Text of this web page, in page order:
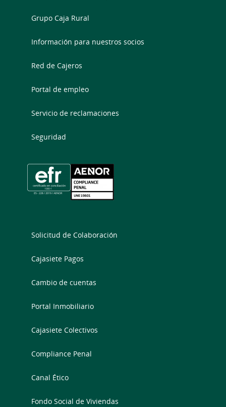
Grupo Caja Rural
Información para nuestros socios
Red de Cajeros
Portal de empleo
Servicio de reclamaciones
Seguridad
Solicitud de Colaboración
Cajasiete Pagos
Cambio de cuentas
Portal Inmobiliario
Cajasiete Colectivos
Compliance Penal
Canal Ético
Fondo Social de Viviendas